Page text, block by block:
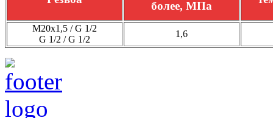
более, МПа
М20х1,5 / G 1/2
G 1/2 / G 1/2
1,6